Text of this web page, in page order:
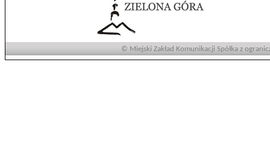
© Miejski Zakład Komunikacji Spółka z